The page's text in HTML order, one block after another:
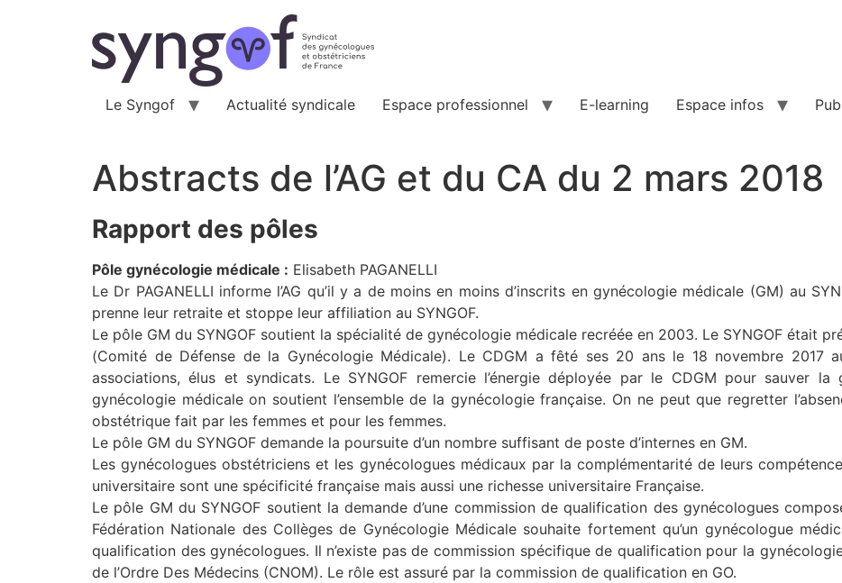
Le Syngof Actualité syndicale Espace professionnel E-learning Espace infos
Abstracts de l’AG et du CA du 2 mars 2018
Rapport des pôles
Pôle gynécologie médicale : Elisabeth PAGANELLI
Le Dr PAGANELLI informe l’AG qu’il y a de moins en moins d’inscrits en gynécologie médicale (GM) au
prenne leur retraite et stoppe leur affiliation au SYNGOF.
Le pôle GM du SYNGOF soutient la spécialité de gynécologie médicale recréée en 2003. Le SYNGOF était
(Comité de Défense de la Gynécologie Médicale). Le CDGM a fêté ses 20 ans le 18 novembre 2017
associations, élus et syndicats. Le SYNGOF remercie l’énergie déployée par le CDGM pour sauver
gynécologie médicale on soutient l’ensemble de la gynécologie française. On ne peut que regretter
obstétrique fait par les femmes et pour les femmes.
Le pôle GM du SYNGOF demande la poursuite d’un nombre suffisant de poste d’internes en GM.
Les gynécologues obstétriciens et les gynécologues médicaux par la complémentarité de leurs
universitaire sont une spécificité française mais aussi une richesse universitaire Française.
Le pôle GM du SYNGOF soutient la demande d’une commission de qualification des gynécologues
Fédération Nationale des Collèges de Gynécologie Médicale souhaite fortement qu’un gynécologue
qualification des gynécologues. Il n’existe pas de commission spécifique de qualification pour la
de l’Ordre Des Médecins (CNOM). Le rôle est assuré par la commission de qualification en GO.